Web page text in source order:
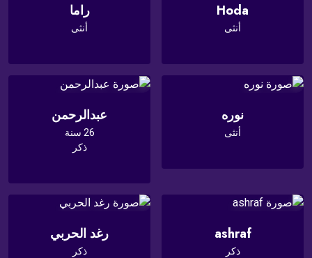
Hoda
أنثى
راما
أنثى
نوره
أنثى
عبدالرحمن
26 سنة
ذكر
ashraf
ذكر
رغد الحربي
ذكر